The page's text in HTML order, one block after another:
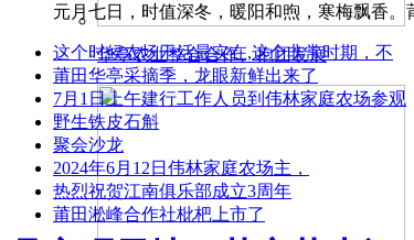
华亭农业整合合作、抱团发展
元月七日，时值深冬，暖阳和煦，寒梅飘香
这个时候农场干活最实在,这个非常时期，不
莆田华亭采摘季，龙眼新鲜出来了
7月1日上午建行工作人员到伟林家庭农场参观
野生铁皮石斛
聚会沙龙
2024年6月12日伟林家庭农场主，
热烈祝贺江南俱乐部成立3周年
莆田淞峰合作社枇杷上市了